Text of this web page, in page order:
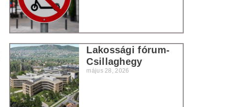
Lakossági fórum-
Csillaghegy
május 28, 2026